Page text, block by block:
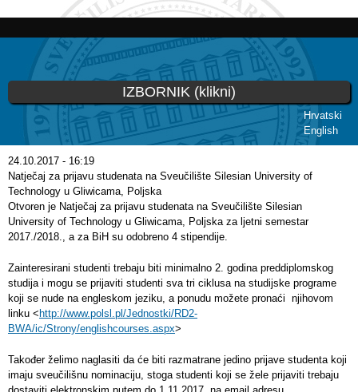
Skoči
glavni
sadržaj
Hrvatski
English
IZBORNIK (klikni)
Vi ste ovdje
24.10.2017 - 16:19
Natječaj za prijavu studenata na Sveučilište Silesian University of
Technology u Gliwicama, Poljska
Otvoren je Natječaj za prijavu studenata na Sveučilište Silesian
University of Technology u Gliwicama, Poljska za ljetni semestar
2017./2018., a za BiH su odobreno 4 stipendije.
Zainteresirani studenti trebaju biti minimalno 2. godina preddiplomskog
studija i mogu se prijaviti studenti sva tri ciklusa na studijske programe
koji se nude na engleskom jeziku, a ponudu možete pronaći njihovom
linku < http://www.polsl.pl/Jednostki/RD2-
BWA/ic/Strony/englishcourses.aspx>
Također želimo naglasiti da će biti razmatrane jedino prijave studenta koji
imaju sveučilišnu nominaciju, stoga studenti koji se žele prijaviti trebaju